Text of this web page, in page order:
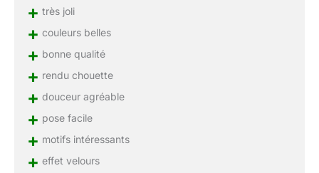
+ très joli
+ couleurs belles
+ bonne qualité
+ rendu chouette
+ douceur agréable
+ pose facile
+ motifs intéressants
+ effet velours